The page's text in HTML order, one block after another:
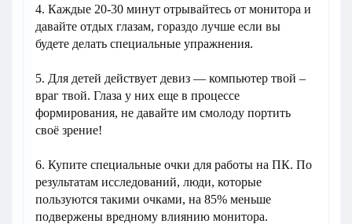
4. Каждые 20-30 минут отрывайтесь от монитора и
давайте отдых глазам, гораздо лучше если вы
будете делать специальные упражнения.
5. Для детей действует девиз — компьютер твой –
враг твой. Глаза у них еще в процессе
формирования, не давайте им смолоду портить
своё зрение!
6. Купите специальные очки для работы на ПК. По
результатам исследований, люди, которые
пользуются такими очками, на 85% меньше
подвержены вредному влиянию монитора.